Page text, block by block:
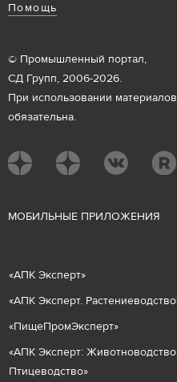
Помощь
© Промышленный портал,
СД Групп, 2006-2026.
При использовании
обязательна.
МОБИЛЬНЫЕ ПРИЛОЖЕНИЯ
«АПК Эксперт»
«АПК Эксперт. Растениеводство
«ПищеПромЭксперт»
«АПК Эксперт: Животнов
Птицеводство»